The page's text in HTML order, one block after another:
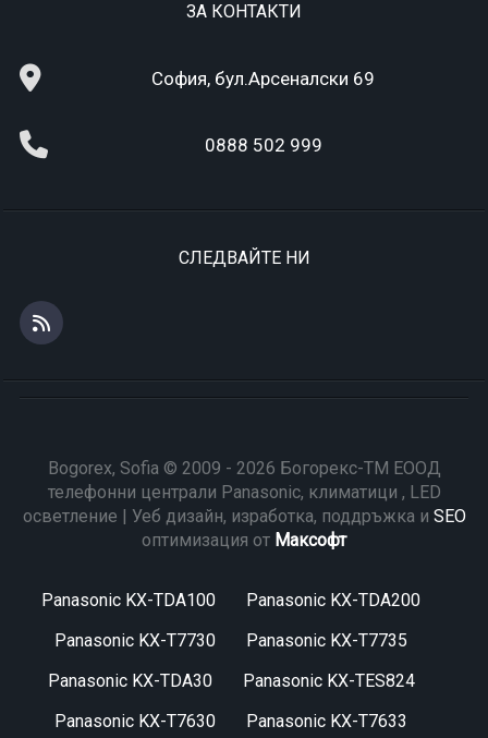
ЗА КОНТАКТИ
София, бул.Арсеналски 69
0888 502 999
СЛЕДВАЙТЕ НИ
Bogorex, Sofia © 2009 - 2026 Богорекс-ТМ ЕООД
телефонни централи Panasonic, климатици , LED
осветление | Уеб дизайн, изработка, поддръжка и SEO
оптимизация от Максофт
Panasonic KX-TDA100
Panasonic KX-TDA200
Panasonic KX-T7730
Panasonic KX-T7735
Panasonic KX-TDA30
Panasonic KX-TES824
Panasonic KX-T7630
Panasonic KX-T7633